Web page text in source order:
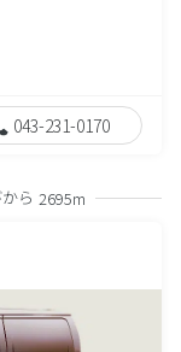
043-231-0170
ら 2695m